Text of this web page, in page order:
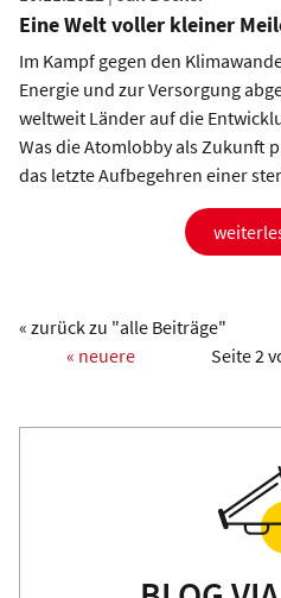
Eine Welt voller kleiner
Im Kampf gegen den
Energie und zur Versorgung
weltweit Länder auf die
Was die Atomlobby als Zukunft
das letzte Aufbegehren einer
« zurück zu "alle Beiträge"
« neuere
Seite 2